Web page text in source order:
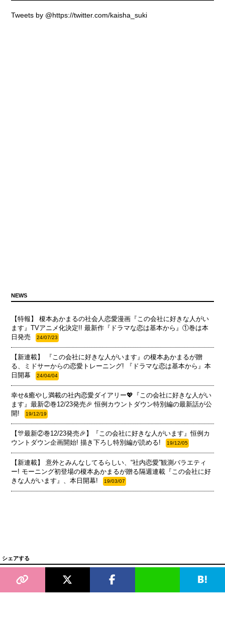
Tweets by @https://twitter.com/kaisha_suki
NEWS
【特報】 榎本あかまるの社会人恋愛漫画『この会社に好きな人がい
ます』TVアニメ化決定!! 最新作『ドラマな恋は基本から』①巻は本
日発売
24/07/23
【新連載】 『この会社に好きな人がいます』の榎本あかまるが贈
る、ミドサーからの恋愛トレーニング! 『ドラマな恋は基本から』本
日開幕
24/04/04
幸せ&癒やし満載の社内恋愛ダイアリー💖『この会社に好きな人がい
ます』最新②巻12/23発売🎉 恒例カウントダウン特別編の最新話が公
開!
19/12/19
【🎊最新②巻12/23発売🎉】『この会社に好きな人がいます』恒例カ
ウントダウン企画開始! 描き下ろし特別編が読める!
19/12/05
【新連載】 意外とみんなしてるらしい、“社内恋愛”観測バラエティ
ー! モーニング初登場の榎本あかまるが贈る隔週連載『この会社に好
きな人がいます』、本日開幕!
19/03/07
シェアする